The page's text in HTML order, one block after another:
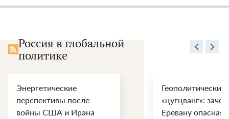
Россия в глобальной
политике
Энергетические
перспективы после
войны США и Ирана
Геополитический
«цугцванг»: зачем
Еревану опасная